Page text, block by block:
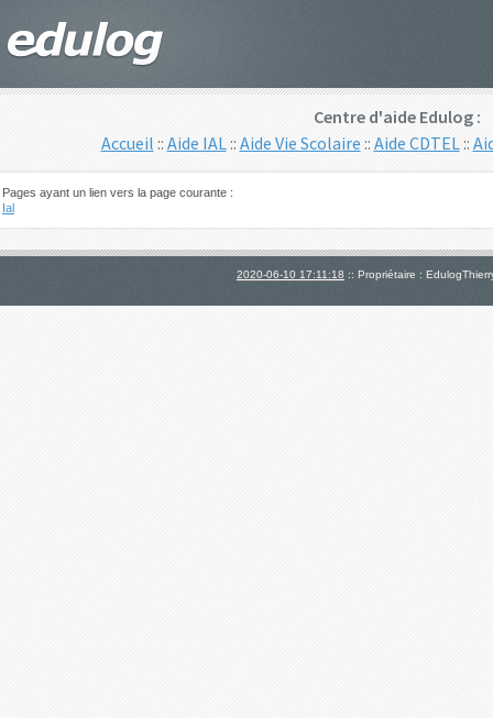
Centre d'aide Edulog :
Accueil :: Aide IAL:: Aide Vie Scolaire :: Aide CDTEL::
Pages ayant un lien vers la page courante :
Ial
2020-06-10 17:11:18 :: Propriétaire :